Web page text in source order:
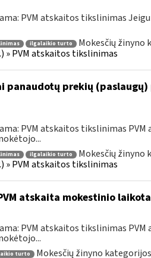
PVM atskaitos tikslinimas
ilgalaikio turto Mokesčių žinyno
» PVM atskaitos tikslinimas
panaudotų prekių
PVM atskaitos tikslinimas
ilgalaikio turto Mokesčių žinyno
» PVM atskaitos tikslinimas
atskaita mokestinio
PVM atskaitos tikslinimas
turto Mokesčių žinyno